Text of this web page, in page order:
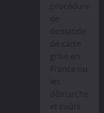
procédure
de
demande
de carte
grise en
France ou
les
démarches
et coûts